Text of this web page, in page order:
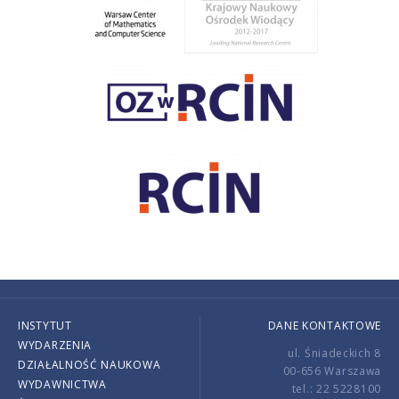
INSTYTUT
WYDARZENIA
DZIAŁALNOŚĆ NAUKOWA
WYDAWNICTWA
DANE KONTAKTOWE
ul. Śniadeckich 8
00-656 Warszawa
tel.: 22 5228100